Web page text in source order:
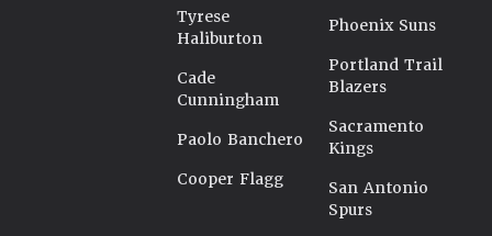
Tyrese
Haliburton
Cade
Cunningham
Paolo Banchero
Cooper Flagg
Phoenix Suns
Portland Trail
Blazers
Sacramento
Kings
San Antonio
Spurs